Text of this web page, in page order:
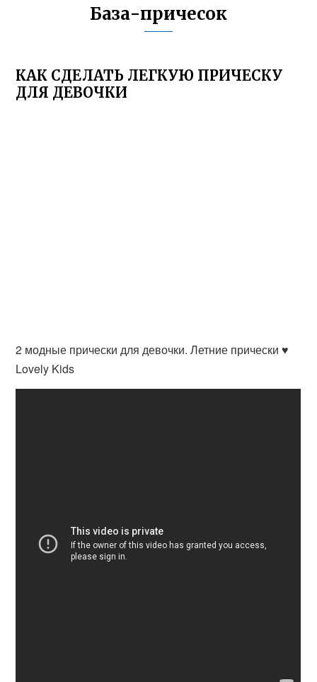
База-причесок
КАК СДЕЛАТЬ ЛЕГКУЮ ПРИЧЕСКУ
ДЛЯ ДЕВОЧКИ
2 модные прически для девочки. Летние прически ♥
Lovely Kids